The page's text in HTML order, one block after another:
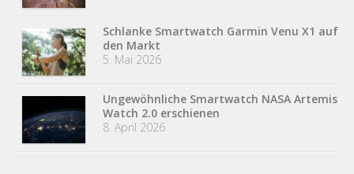
Schlanke Smartwatch Garmin Venu X1 auf
den Markt
5. Mai 2026
Ungewöhnliche Smartwatch NASA Artemis
Watch 2.0 erschienen
8. April 2026